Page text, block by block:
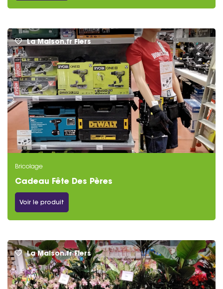
La Maison.fr Flers
Bricolage
Cadeau Fête Des Pères
Voir le produit
La Maison.fr Flers